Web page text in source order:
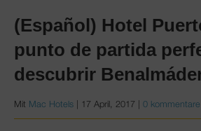
(Español) Hotel
punto de partida
descubrir
Mit Mac Hotels 17 April, 2017 0 kommentare
Paradiso
Hotel Puerto